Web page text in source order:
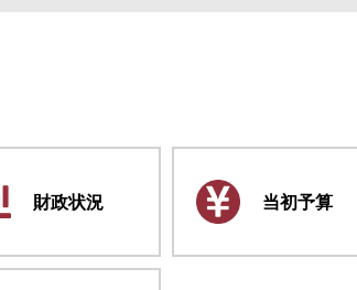
財政状況 当初予算